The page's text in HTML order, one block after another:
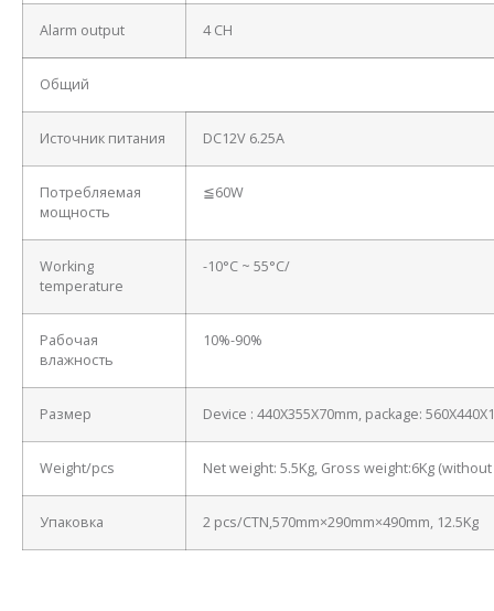
Alarm output 4 CH
Общий
Источник питания DC12V 6.25A
Потребляемая
мощность
≦60W
Working
temperature
-10°C ~ 55°C/
Рабочая
влажность
10%-90%
Размер Device : 440X355X70mm, package:
Weight/pcs Net weight: 5.5Kg, Gross weight:6Kg (without
Упаковка 2 pcs/CTN,570mm×290mm×490mm, 12.5Kg